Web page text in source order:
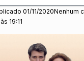
19:11
01/11/2020Nenhum